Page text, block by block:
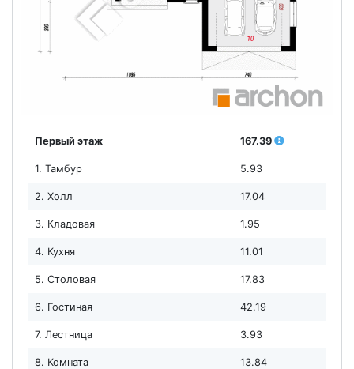
Первый этаж 167.39
1. Тамбур 5.93
2. Холл 17.04
3. Кладовая 1.95
4. Кухня 11.01
5. Столовая 17.83
6. Гостиная 42.19
7. Лестница 3.93
8. Комната 13.84